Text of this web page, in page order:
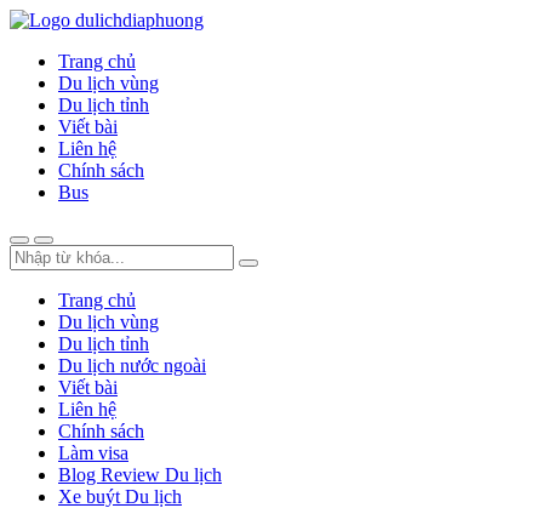
Trang chủ
Du lịch vùng
Du lịch tỉnh
Viết bài
Liên hệ
Chính sách
Bus
Trang chủ
Du lịch vùng
Du lịch tỉnh
Du lịch nước ngoài
Viết bài
Liên hệ
Chính sách
Làm visa
Blog Review Du lịch
Xe buýt Du lịch